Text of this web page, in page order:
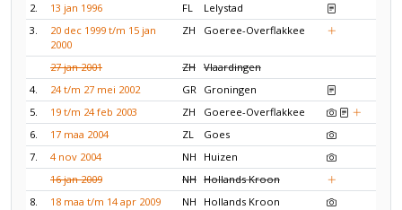
2. 13 jan 1996 FL
Lelystad
3.
20 dec 1999 t/m 15 jan
2000
ZH Goeree-Overflakkee
27 jan 2001 ZH Vlaardingen
4.
24 t/m 27 mei 2002 GR Groningen
5.
19 t/m 24 feb 2003 ZH
Goeree-Overflakkee
6.
17 maa 2004 ZL
Goes
7.
4 nov 2004 NH
Huizen
16 jan 2009
NH Hollands Kroon
8.
18 maa t/m 14 apr 2009 NH
Hollands Kroon